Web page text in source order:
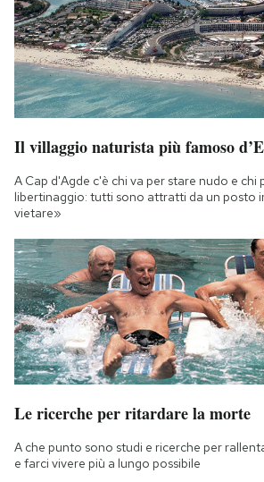
Il villaggio naturista più famoso
A Cap d'Agde c'è chi va per stare nudo e chi
libertinaggio: tutti sono attratti da un posto
vietare»
Le ricerche per ritardare la morte
A che punto sono studi e ricerche per
e farci vivere più a lungo possibile